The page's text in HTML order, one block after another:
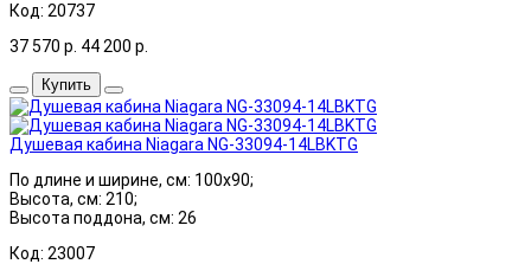
Код: 20737
37 570 р. 44 200 р.
Купить
Душевая кабина Niagara NG-33094-14LBKTG
По длине и ширине, см: 100x90;
Высота, см: 210;
Высота поддона, см: 26
Код: 23007